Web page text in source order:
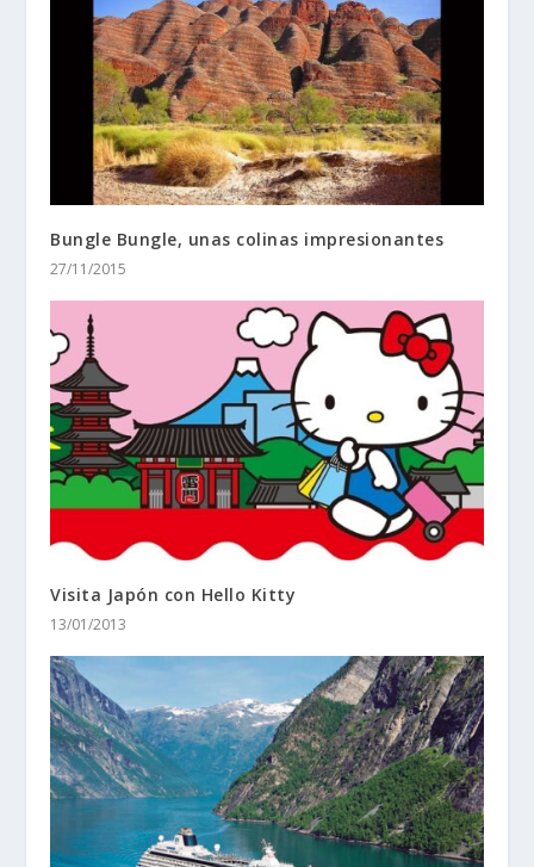
Bungle Bungle, unas colinas impresionantes
27/11/2015
Visita Japón con Hello Kitty
13/01/2013